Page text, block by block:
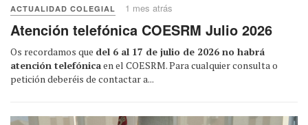
ACTUALIDAD COLEGIAL 1 mes atrás
Atención telefónica COESRM Julio 2026
Os recordamos que del 6 al 17 de julio de 2026 no habrá
atención telefónicaen el COESRM. Para cualquier consulta o
petición deberéis de contactar a...